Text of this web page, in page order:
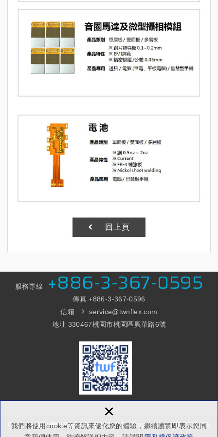
我們將使用cookie等資訊來優化您的體驗，繼續瀏覽即表示您同
×
回上頁
服務專線 +886-3-367-0595
傳真 +886-3-367-0596
信箱
service@twnflex.com
地址 330467桃園市桃園區興華路6號
Copyright © 台灣軟電股份有限公司 All Rights Reserved. 網頁設計 : 多米諾